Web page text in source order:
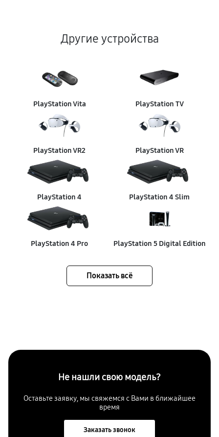
Другие устройства
PlayStation Vita PlayStation TV
PlayStation VR2 PlayStation VR
PlayStation 4 PlayStation 4 Slim
PlayStation 4 Pro PlayStation 5 Digital Edition
Показать всё
Не нашли свою модель?
Оставьте заявку, мы свяжемся с Вами в ближайшее
время
Заказать звонок